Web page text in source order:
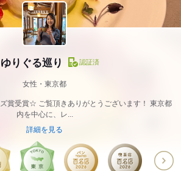
りぐる巡り 認証済
女性・東京都
賞受賞☆ ご覧頂きありがとうございます！ 東京都
内を中心に、レ...
詳細を見る